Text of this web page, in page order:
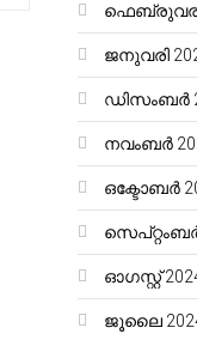
ഫെബ്രുവരി
ജനുവരി
ഡിസംബർ
നവംബർ
ഒക്ടോബർ
ഓഗസ്റ്റ്‌
ജൂലൈ